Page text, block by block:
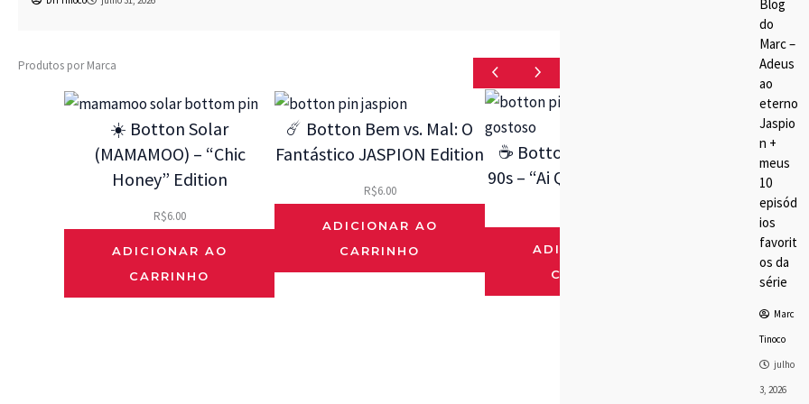
Produtos por Marca
☀️ Botton Solar
(MAMAMOO) – “Chic
Honey” Edition
R$6.00
ADICIONAR AO
CARRINHO
☄️ Botton Bem vs. Mal: O
Fantástico JASPION Edition
R$6.00
ADICIONAR AO
CARRINHO
☕ Botton Ciclope X-Men
90s – “Ai Que Café Gostoso”
ADICIONAR AO
CARRINHO
☣️ Botton
Avenger –
Blog
do
Marc –
Adeus
ao
eterno
Jaspio
n +
meus
10
episód
ios
favorit
os da
série
Marc
Tinoco
julho
3, 2026